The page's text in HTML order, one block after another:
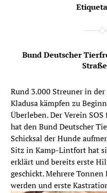
Bund Deutscher
Rund 3.000 Streuner in
Kladusa kämpfen zu
Überleben. Der Verein
hat den Bund Deutscher
Schicksal der Hunde
Sitz in Kamp-Lintfort hat
erklärt und bereits erste
geschickt. Mehrere
werden und erste